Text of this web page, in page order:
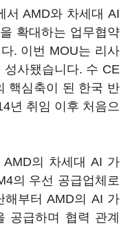
서 AMD와 차세대AI
확대하는 업무협약
. 이번 MOU는 리사
성사됐습니다. 수 CE
핵심축이 된 한국 반
년 취임 이후 처음으
AMD의 차세대 AI 가
의 우선 공급업체로
해부터AMD의 AI 가
공급하며 협력 관계